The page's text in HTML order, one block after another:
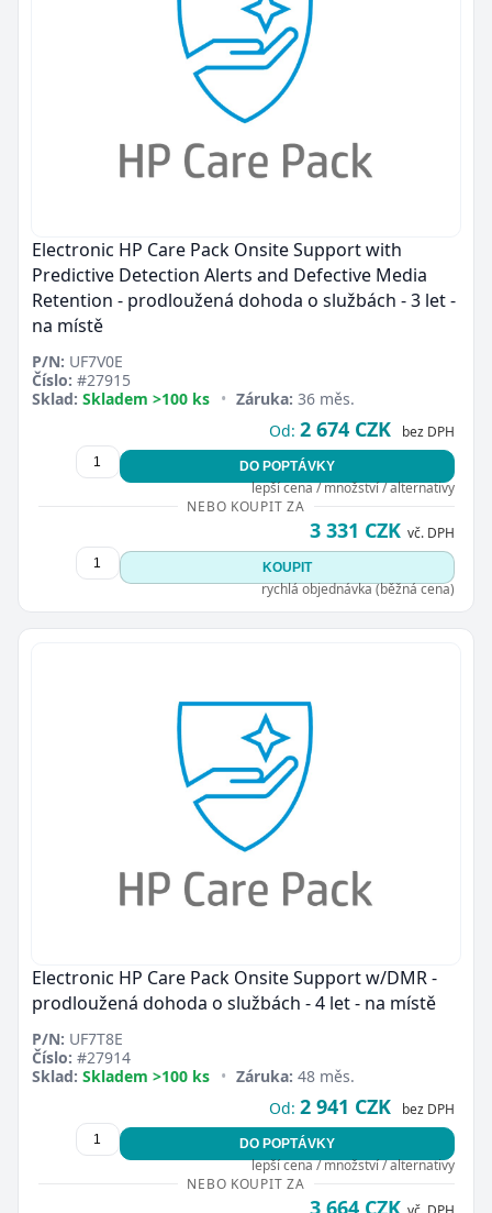
Electronic HP Care Pack Onsite Support with
Predictive Detection Alerts and Defective Media
Retention - prodloužená dohoda o službách - 3 let -
na místě
P/N: UF7V0E
Číslo: #27915
Sklad: Skladem >100 ks • Záruka: 36 měs.
Od: 2 674 CZK bez DPH
DO POPTÁVKY
lepší cena / množství / alternativy
NEBO KOUPIT ZA
3 331 CZK vč. DPH
KOUPIT
rychlá objednávka (běžná cena)
Electronic HP Care Pack Onsite Support w/DMR -
prodloužená dohoda o službách - 4 let - na místě
P/N: UF7T8E
Číslo: #27914
Sklad: Skladem >100 ks • Záruka: 48 měs.
Od: 2 941 CZK bez DPH
DO POPTÁVKY
lepší cena / množství / alternativy
NEBO KOUPIT ZA
3 664 CZK